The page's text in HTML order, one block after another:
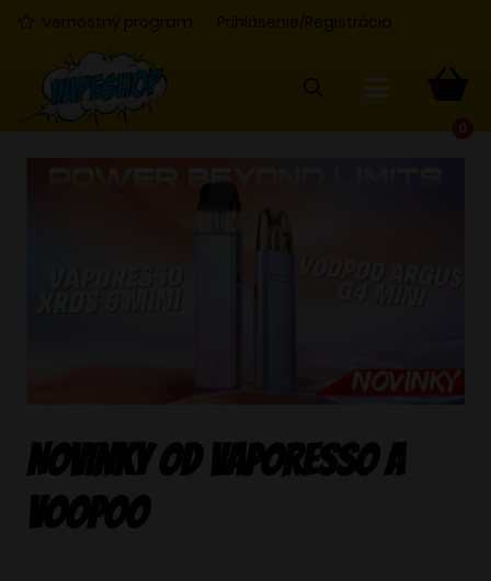
Vernostný program Prihlásenie/Registrácia
Novinky od Vaporesso a
VOOPOO